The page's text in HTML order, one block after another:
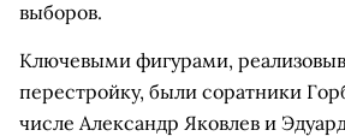
выборов.
Ключевыми фигурами,
перестройку, были соратники
числе Александр Яковлев и